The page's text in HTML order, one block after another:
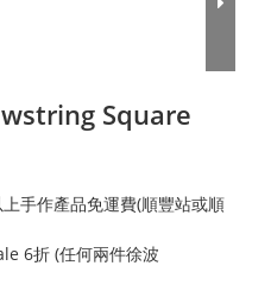
Square
手作產品免運費(順豐站或順
6折 (任何兩件徐波